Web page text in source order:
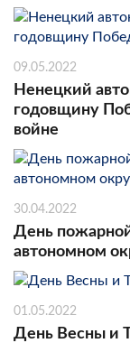
09.05.2022
Ненецкий
годовщину
войне
30.04.2022
День
автономном
01.05.2022
День Весны и